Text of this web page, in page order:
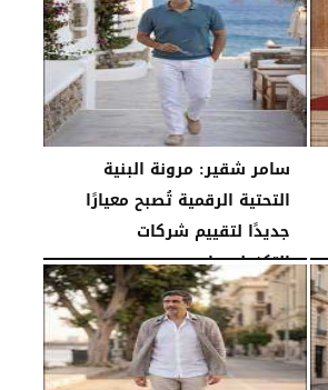
سامر شقير: مرونة البنية
التحتية الرقمية تُصبح معيارًا
جديدًا لتقييم شركات
التكنولوجيا...
07:03 مـ